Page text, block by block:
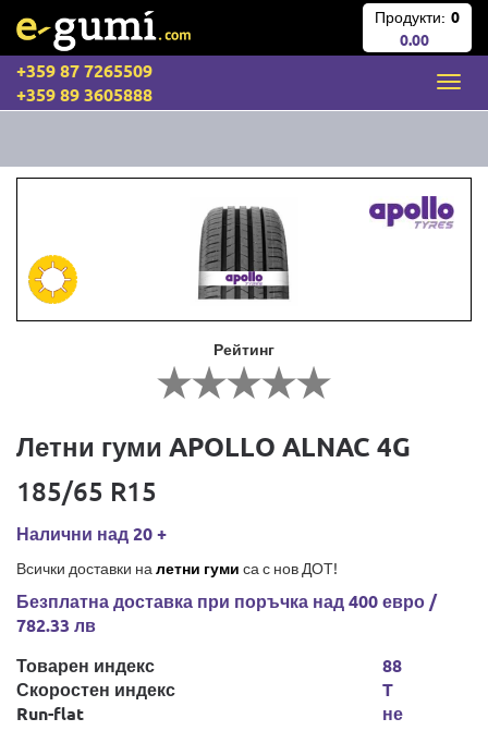
Продукти: 0
0.00
+359 87 7265509
+359 89 3605888
Рейтинг
Летни гуми APOLLO ALNAC 4G
185/65 R15
Налични над 20 +
Всички доставки на летни гуми са с нов ДОТ!
Безплатна доставка при поръчка над 400 евро /
782.33 лв
Товарен индекс
Скоростен индекс
Run-flat
88
T
не